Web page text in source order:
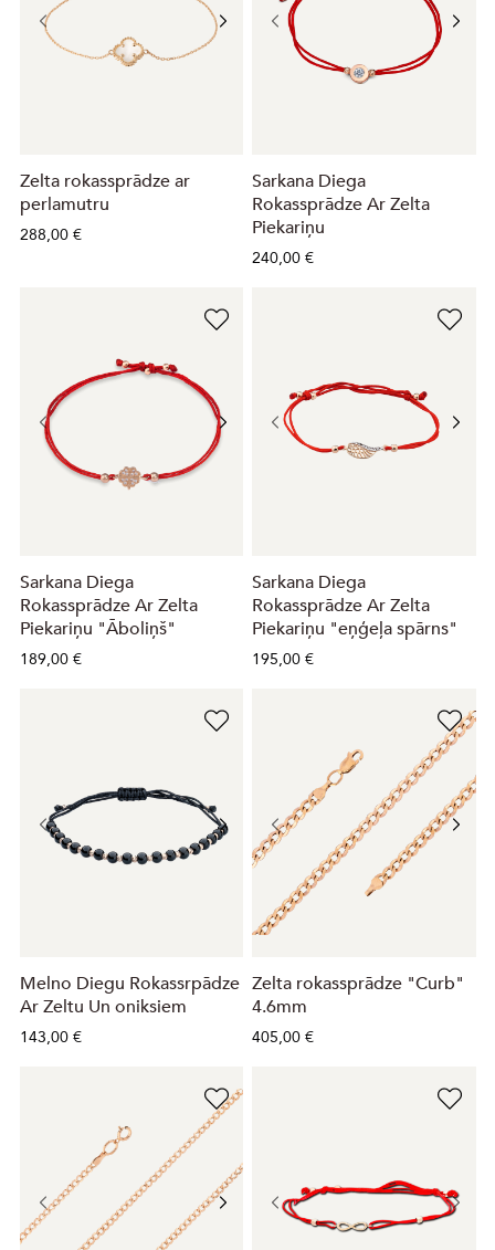
Zelta rokassprādze ar
perlamutru
288,00 €
Sarkana Diega
Rokassprādze Ar Zelta
Piekariņu
240,00 €
Sarkana Diega
Rokassprādze Ar Zelta
Piekariņu "Āboliņš"
189,00 €
Sarkana Diega
Rokassprādze Ar Zelta
Piekariņu "eņģeļa spārns"
195,00 €
Melno Diegu Rokassrpādze
Ar Zeltu Un oniksiem
143,00 €
Zelta rokassprādze "Curb"
4.6mm
405,00 €